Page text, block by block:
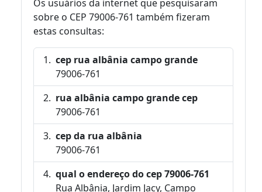
Os usuários da internet que pesquisaram
sobre o CEP 79006-761 também fizeram
estas consultas:
cep rua albânia campo grande
79006-761
rua albânia campo grande cep
79006-761
cep da rua albânia
79006-761
qual o endereço do cep 79006-761
Rua Albânia, Jardim Jacy, Campo